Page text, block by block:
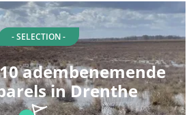
- SELECTION -
adembenemende
in Drenthe